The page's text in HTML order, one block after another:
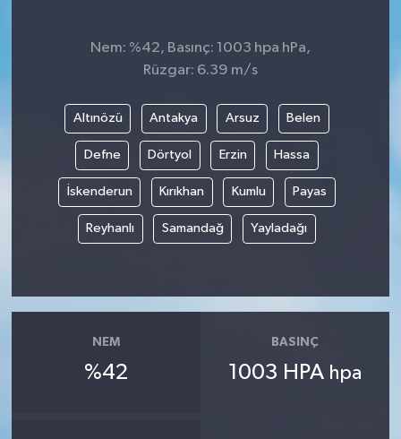
Nem: %42, Basınç: 1003 hpa hPa,
Rüzgar: 6.39 m/s
Altınözü Antakya Arsuz Belen
Defne Dörtyol Erzin Hassa
İskenderun Kırıkhan Kumlu Payas
Reyhanlı Samandağ Yayladağı
NEM
%42
BASINÇ
1003 HPA hpa
Video